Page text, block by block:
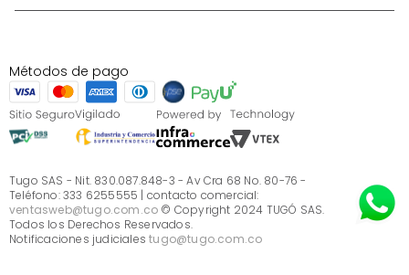
Términos, condiciones y restricciones para productos
S.A.S
Términos, condiciones y restricciones Tugó S.A.S
Instructivo cuidado de muebles
Sé parte de Tugó
¿Quiénes somos?
Servicio al cliente
¿Quieres vender en Tugó?
Métodos de pago
Tugo SAS - Nit. 830.087.848-3 - Av Cra 68 No. 80-76 -
Teléfono: 333 6255555 | contacto comercial:
ventasweb@tugo.com.co © Copyright 2024 TUGÓ SAS.
Todos los Derechos Reservados.
Notificaciones judicialestugo@tugo.com.co